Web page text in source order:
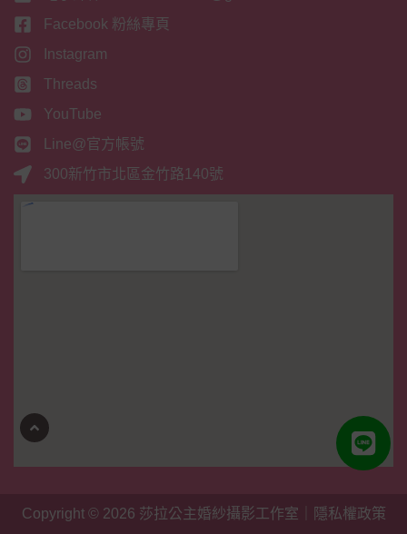
Facebook 粉絲專頁
Instagram
Threads
YouTube
Line@官方帳號
300新竹市北區金竹路140號
Copyright © 2026 莎拉公主婚紗攝影工作室 隱私權政策